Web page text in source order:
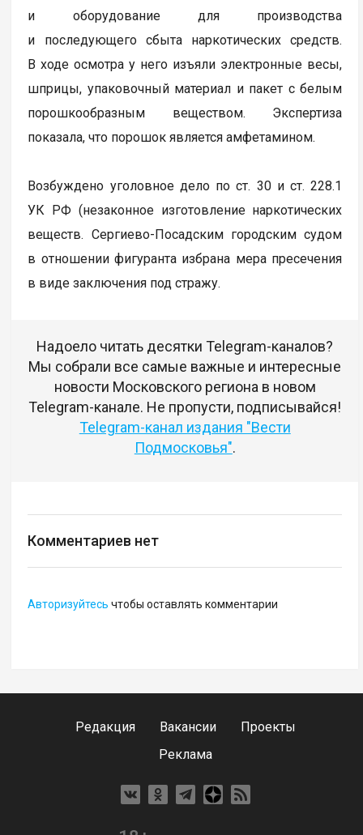
и оборудование для производства
и последующего сбыта наркотических средств.
В ходе осмотра у него изъяли электронные весы,
шприцы, упаковочный материал и пакет с белым
порошкообразным веществом. Экспертиза
показала, что порошок является амфетамином.
Возбуждено уголовное дело по ст. 30 и ст. 228.1
УК РФ (незаконное изготовление наркотических
веществ. Сергиево-Посадским городским судом
в отношении фигуранта избрана мера пресечения
в виде заключения под стражу.
Надоело читать десятки Telegram-каналов?
Мы собрали все самые важные и интересные
новости Московского региона в новом
Telegram-канале. Не пропусти, подписывайся!
Telegram-канал издания "Вести
Подмосковья".
Комментариев нет
Авторизуйтесь чтобы оставлять комментарии
Редакция Вакансии
Проекты
Реклама